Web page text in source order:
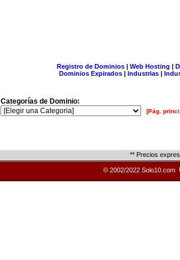
Registro de Dominios| Web Hosting |
Dominios Expirados | Industrias |
Categorías de Dominio:
[Pág.
** Precios
© 2002/2022 Solo10.com